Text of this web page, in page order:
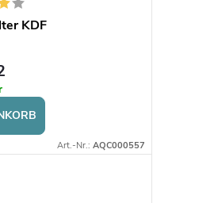
KDF
Art.-Nr.: AQC000557